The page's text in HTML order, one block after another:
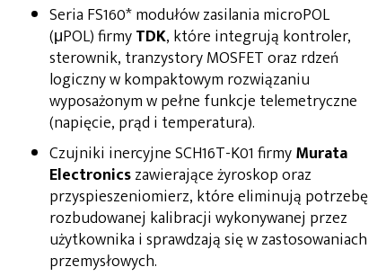
Seria FS160* modułów zasilania microPOL
(μPOL) firmyTDK, które integrują kontroler,
sterownik, tranzystory MOSFET oraz rdzeń
logiczny w kompaktowym rozwiązaniu
wyposażonym w pełne funkcje telemetryczne
(napięcie, prąd i temperatura).
Czujniki inercyjne SCH16T-K01 firmyMurata
Electronicszawierające żyroskop oraz
przyspieszeniomierz, które eliminują potrzebę
rozbudowanej kalibracji wykonywanej przez
użytkownika i sprawdzają się w zastosowaniach
przemysłowych.